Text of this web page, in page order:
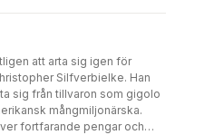
att arta sig igen för
Silfverbielke. Han
sig från tillvaron som gigolo
mångmiljonärska.
fortfarande pengar och